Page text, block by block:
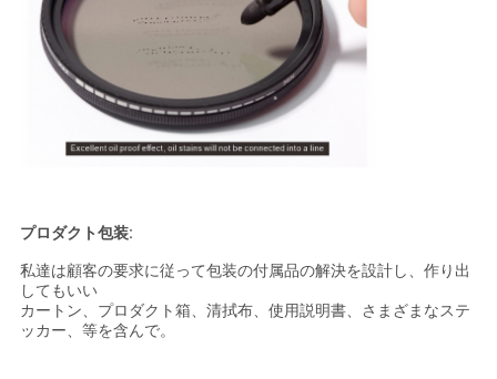
プロダクト包装:
私達は顧客の要求に従って包装の付属品の解決を設計し、作り出
してもいい
カートン、プロダクト箱、清拭布、使用説明書、さまざまなステ
ッカー、等を含んで。